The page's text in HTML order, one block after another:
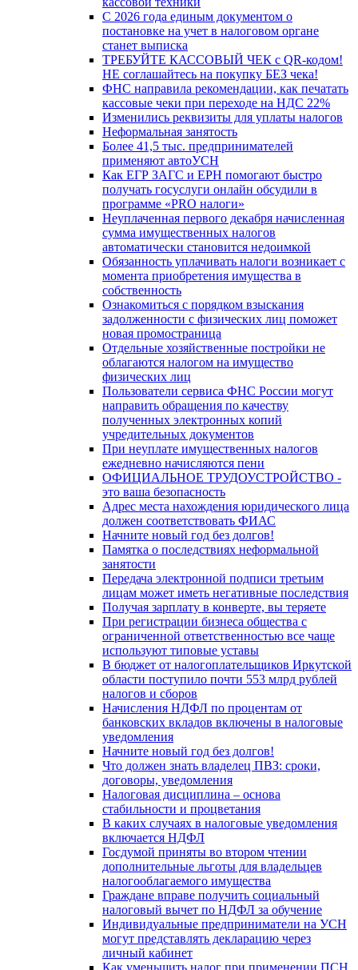
С 2026 года единым документом о
постановке на учет в налоговом органе
станет выписка
ТРЕБУЙТЕ КАССОВЫЙ ЧЕК с QR-кодом!
НЕ соглашайтесь на покупку БЕЗ чека!
ФНС направила рекомендации, как печатать
кассовые чеки при переходе на НДС 22%
Изменились реквизиты для уплаты налогов
Неформальная занятость
Более 41,5 тыс. предпринимателей
применяют автоУСН
Как ЕГР ЗАГС и ЕРН помогают быстро
получать госуслуги онлайн обсудили в
программе «PRO налоги»
Неуплаченная первого декабря начисленная
сумма имущественных налогов
автоматически становится недоимкой
Обязанность уплачивать налоги возникает с
момента приобретения имущества в
собственность
Ознакомиться с порядком взыскания
задолженности с физических лиц поможет
новая промостраница
Отдельные хозяйственные постройки не
облагаются налогом на имущество
физических лиц
Пользователи сервиса ФНС России могут
направить обращения по качеству
полученных электронных копий
учредительных документов
При неуплате имущественных налогов
ежедневно начисляются пени
ОФИЦИАЛЬНОЕ ТРУДОУСТРОЙСТВО -
это ваша безопасность
Адрес места нахождения юридического лица
должен соответствовать ФИАС
Начните новый год без долгов!
Памятка о последствиях неформальной
занятости
Передача электронной подписи третьим
лицам может иметь негативные последствия
Получая зарплату в конверте, вы теряете
При регистрации бизнеса общества с
ограниченной ответственностью все чаще
используют типовые уставы
В бюджет от налогоплательщиков Иркутской
области поступило почти 553 млрд рублей
налогов и сборов
Начисления НДФЛ по процентам от
банковских вкладов включены в налоговые
уведомления
Начните новый год без долгов!
Что должен знать владелец ПВЗ: сроки,
договоры, уведомления
Налоговая дисциплина – основа
стабильности и процветания
В каких случаях в налоговые уведомления
включается НДФЛ
Госдумой приняты во втором чтении
дополнительные льготы для владельцев
налогооблагаемого имущества
Граждане вправе получить социальный
налоговый вычет по НДФЛ за обучение
Индивидуальные предприниматели на УСН
могут представлять декларацию через
личный кабинет
Как уменьшить налог при применении ПСН